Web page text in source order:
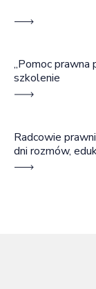
„Pomoc prawna
szkolenie
Radcowie
dni rozmów,